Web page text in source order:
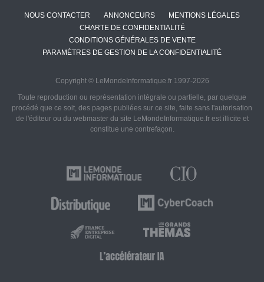
NOUS CONTACTER ANNONCEURS
MENTIONS LÉGALES
CHARTE DE CONFIDENTIALITÉ
CONDITIONS GÉNÉRALES DE VENTE
PARAMÈTRES DE GESTION DE LA CONFIDENTIALITÉ
Copyright © LeMondeInformatique.fr 1997-2026
Toute reproduction ou représentation intégrale ou partielle, par quelque
procédé que ce soit, des pages publiées sur ce site, faite sans l'autorisation
de l'éditeur ou du webmaster du site LeMondeInformatique.fr est illicite et
constitue une contrefaçon.